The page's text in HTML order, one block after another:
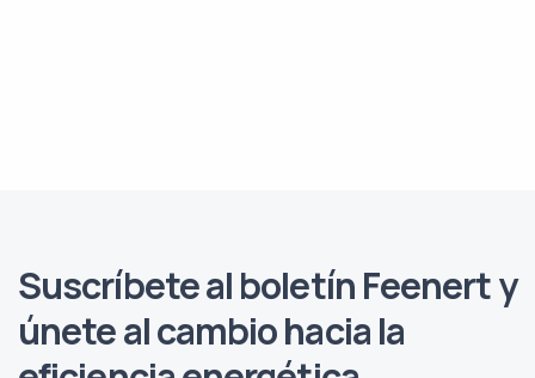
Suscríbete al boletín Feenert y
únete al cambio hacia la